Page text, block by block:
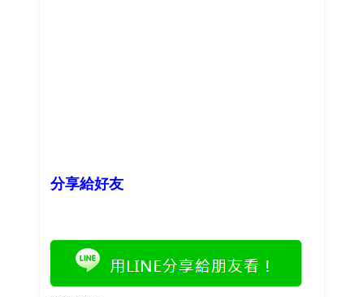
分享給好友